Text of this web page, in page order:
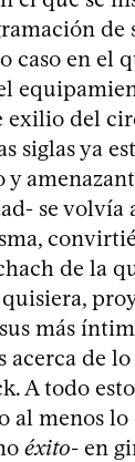
de
caso en el
exilio del
siglas ya
se volvía
de la
más
acerca de
A todo
al menos
éxito- en